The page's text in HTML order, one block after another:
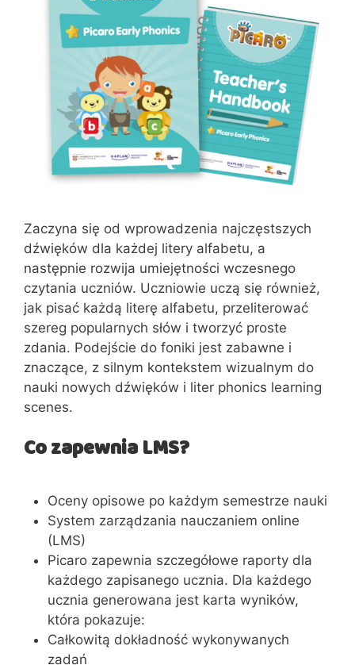
Zaczyna się od wprowadzenia najczęstszych
dźwięków dla każdej litery alfabetu, a
następnie rozwija umiejętności wczesnego
czytania uczniów. Uczniowie uczą się również,
jak pisać każdą literę alfabetu, przeliterować
szereg popularnych słów i tworzyć proste
zdania. Podejście do foniki jest zabawne i
znaczące, z silnym kontekstem wizualnym do
nauki nowych dźwięków i liter phonics learning
scenes.
Co zapewnia LMS?
Oceny opisowe po każdym semestrze nauki
System zarządzania nauczaniem online
(LMS)
Picaro zapewnia szczegółowe raporty dla
każdego zapisanego ucznia. Dla każdego
ucznia generowana jest karta wyników,
która pokazuje:
Całkowitą dokładność wykonywanych
zadań